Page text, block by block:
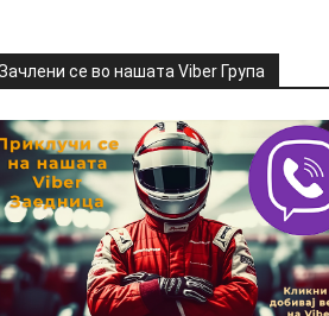
се во нашата Viber Група